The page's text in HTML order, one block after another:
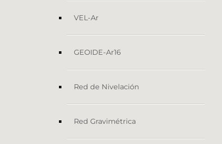
VEL-Ar
GEOIDE-Ar16
Red de Nivelación
Red Gravimétrica